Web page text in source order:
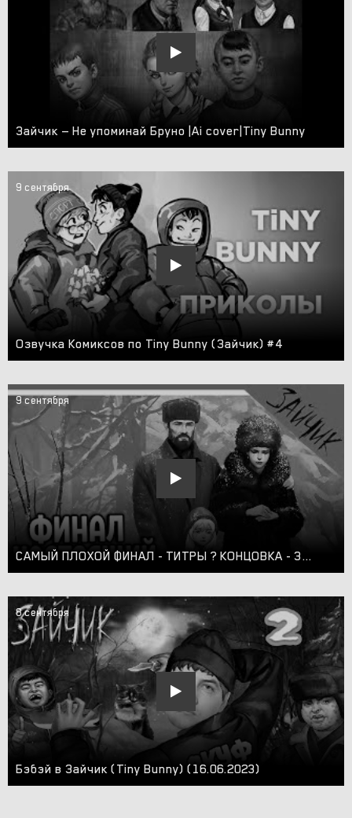
Зайчик — Не упоминай Бруно |Ai cover|Tiny Bunny
9 сентября
Озвучка Комиксов по Tiny Bunny (Зайчик) #4
9 сентября
САМЫЙ ПЛОХОЙ ФИНАЛ - ТИТРЫ ? КОНЦОВКА - ЗАЙЧИК 4 ЭПИЗОД Прохождение Tiny Bunny
8 сентября
Бэбэй в Зайчик (Tiny Bunny) (16.06.2023)